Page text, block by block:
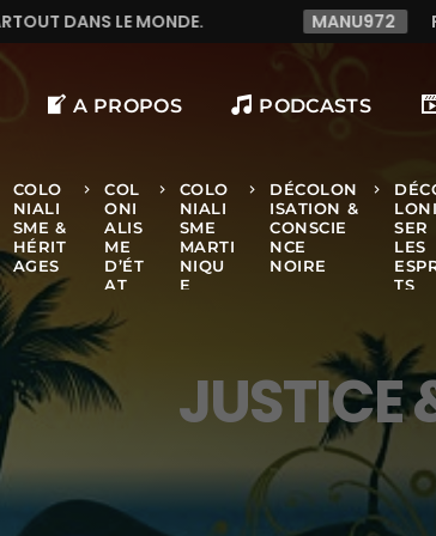
MANU972 F&LICITATION J'AI
A PROPOS PODCASTS
COLO
NIALI
SME &
HÉRIT
AGES
keyboard_arrow_right
COL
ONI
ALIS
ME
D’ÉT
AT
keyboard_arrow_right
COLO
NIALI
SME
MARTI
NIQU
E
keyboard_arrow_right
DÉCOLON
ISATION &
CONSCIE
NCE
NOIRE
keyboard_arrow_right
LONI
SER
LES
TS
JUSTICE